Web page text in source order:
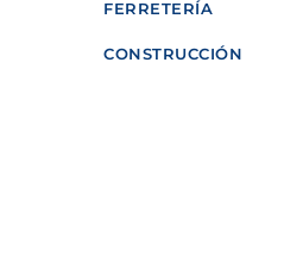
FERRETERÍA
CONSTRUCCIÓN